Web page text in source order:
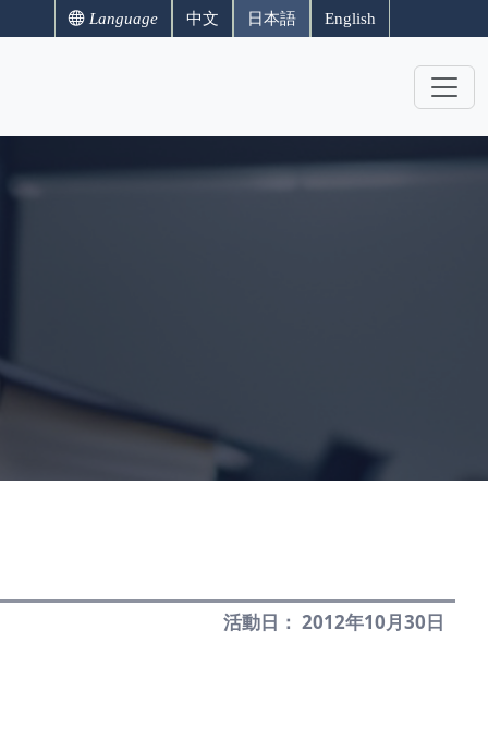
Language 中文 日本語 English
活動日： 2012年10月30日